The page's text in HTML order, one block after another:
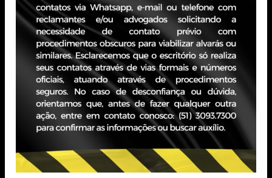
Av. Carlos Gomes, 400 - Boa Vista, 10° andar
CEP 90480-900
+55 51 3093.7300
SÃO PAULO - SP
Edifício Paddock II
Rua Hungria, 620 - Jardim Europa, 15° andar
+55 51 3093.7300
Utilizamos cookies essenciais e tecnologias semelhantes de